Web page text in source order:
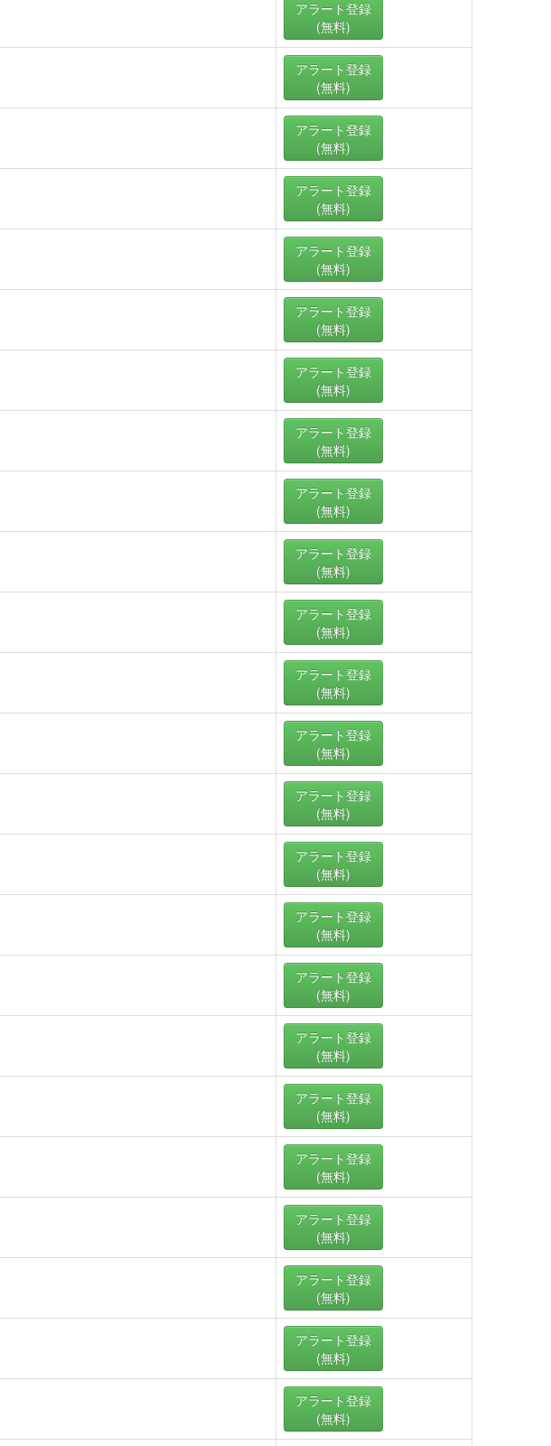
アラート登録
(無料)
アラート登録
(無料)
アラート登録
(無料)
アラート登録
(無料)
アラート登録
(無料)
アラート登録
(無料)
アラート登録
(無料)
アラート登録
(無料)
アラート登録
(無料)
アラート登録
(無料)
アラート登録
(無料)
アラート登録
(無料)
アラート登録
(無料)
アラート登録
(無料)
アラート登録
(無料)
アラート登録
(無料)
アラート登録
(無料)
アラート登録
(無料)
アラート登録
(無料)
アラート登録
(無料)
アラート登録
(無料)
アラート登録
(無料)
アラート登録
(無料)
アラート登録
(無料)